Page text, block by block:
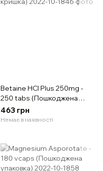
Betaine HCl Plus 250mg -
250 tabs (Пошкоджена
кришка)
463 грн
Немає в наявності